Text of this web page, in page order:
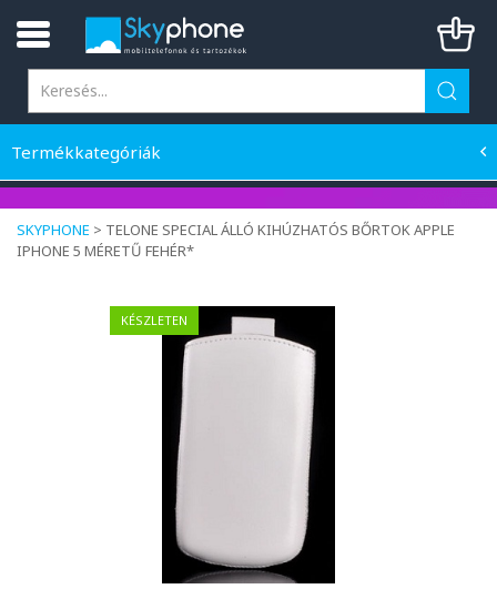
Termékkategóriák
SKYPHONE > TELONE SPECIAL ÁLLÓ KIHÚZHATÓS BŐRTOK APPLE
IPHONE 5 MÉRETŰ FEHÉR*
KÉSZLETEN